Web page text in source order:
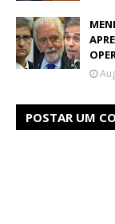
POSTAR UM